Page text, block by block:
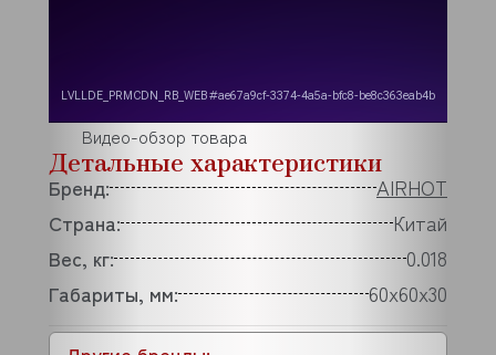
Видео-обзор товара
Детальные характеристики
Бренд:
AIRHOT
Страна:
Китай
Вес, кг:
0.018
Габариты, мм:
60x60x30